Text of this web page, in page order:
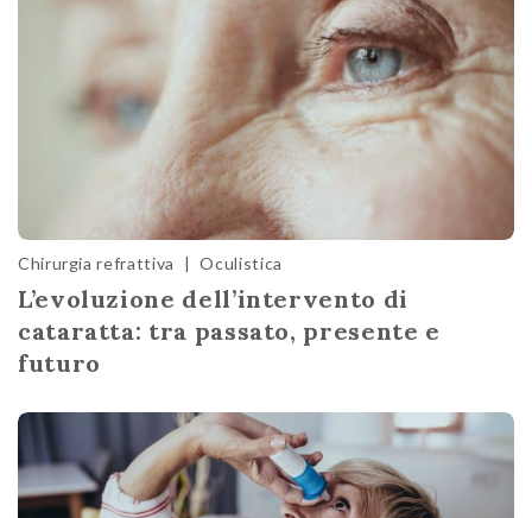
Chirurgia refrattiva | Oculistica
L’evoluzione dell’intervento di
cataratta: tra passato, presente e
futuro